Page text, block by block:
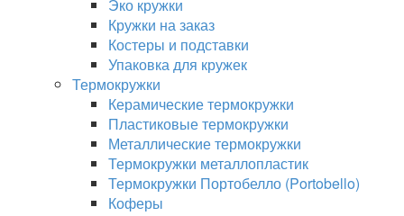
Эко кружки
Кружки на заказ
Костеры и подставки
Упаковка для кружек
Термокружки
Керамические термокружки
Пластиковые термокружки
Металлические термокружки
Термокружки металлопластик
Термокружки Портобелло (Portobello)
Коферы